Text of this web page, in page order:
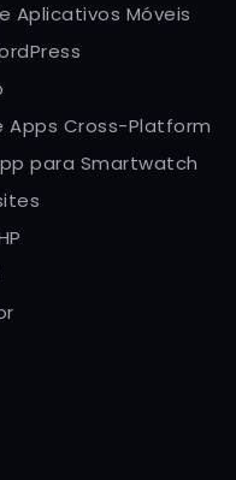
Aplicativos Móveis
Cross-Platform
para Smartwatch